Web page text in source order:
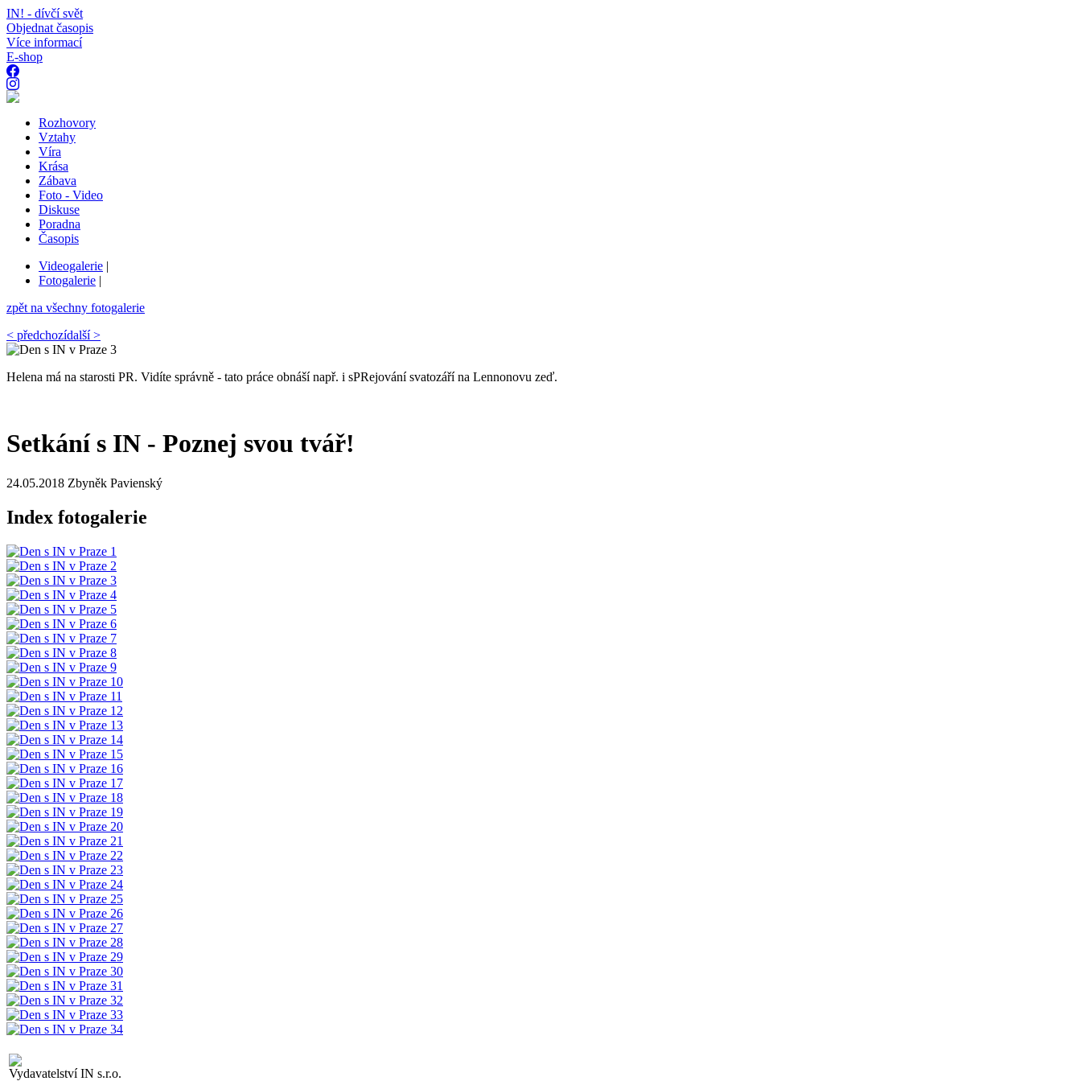
IN! - dívčí svět
Objednat časopis
Více informací
E-shop
Rozhovory
Vztahy
Víra
Krása
Zábava
Foto - Video
Diskuse
Poradna
Časopis
Videogalerie |
Fotogalerie |
zpět na všechny fotogalerie
< předchozídalší >
Helena má na starosti PR. Vidíte správně - tato práce obnáší např. i sPRejování svatozáří na Lennonovu zeď.
Setkání s IN - Poznej svou tvář!
24.05.2018 Zbyněk Pavienský
Index fotogalerie
Vydavatelství IN s.r.o.